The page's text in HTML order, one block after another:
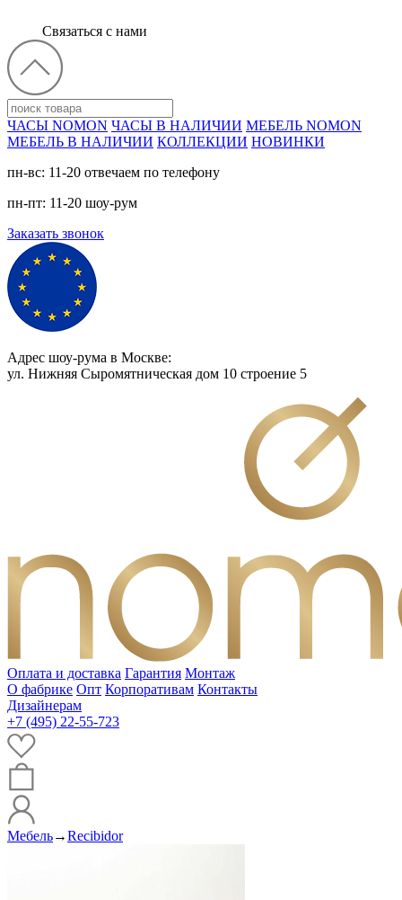
Связаться с нами
ЧАСЫ NOMON ЧАСЫ В НАЛИЧИИ МЕБЕЛЬ NOMON
МЕБЕЛЬ В НАЛИЧИИ КОЛЛЕКЦИИ НОВИНКИ
пн-вс: 11-20 отвечаем по телефону
пн-пт: 11-20 шоу-рум
Заказать звонок
Адрес шоу-рума в Москве:
ул. Нижняя Сыромятническая дом 10 cтроение 5
Оплата и доставка Гарантия Монтаж
О фабрике Опт Корпоративам Контакты
Дизайнерам
+7 (495) 22-55-723
Мебель→Recibidor